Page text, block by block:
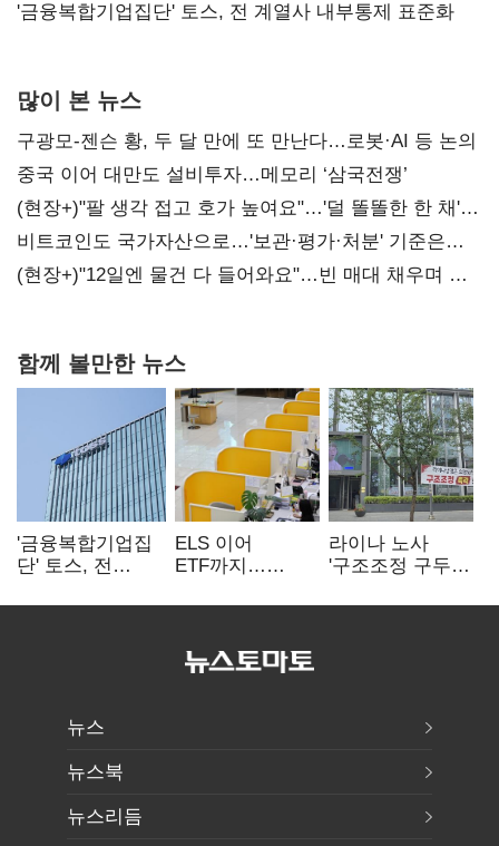
'금융복합기업집단' 토스, 전 계열사 내부통제 표준화
많이 본 뉴스
구광모-젠슨 황, 두 달 만에 또 만난다…로봇·AI 등 논의
중국 이어 대만도 설비투자…메모리 ‘삼국전쟁’
(현장+)"팔 생각 접고 호가 높여요"…'덜 똘똘한 한 채'
20억 키맞추기
비트코인도 국가자산으로…'보관·평가·처분' 기준은
숙제
(현장+)"12일엔 물건 다 들어와요"…빈 매대 채우며 문
함께 볼만한 뉴스
'금융복합기업집
단' 토스, 전
표준화
ELS 이어
ETF까지…
제동 걸린 은행
라이나 노사
'구조조정 구두
뉴스
뉴스북
뉴스리듬